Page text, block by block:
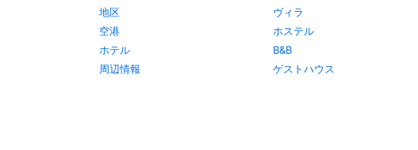
地区
空港
ホテル
周辺情報
ヴィラ
ホステル
B&B
ゲストハウス